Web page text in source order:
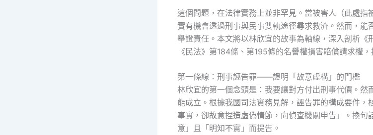
這個問題，在法律實務上並非罕見。當被害人（此處指
實有機會透過刑事與民事雙軌途徑尋求救濟。然而，能
舉證責任。本文將以林欣宜的故事為軸線，深入剖析《
《民法》第184條、第195條的名譽權損害賠償請求權
第一條線：刑事誣告罪——證明「故意虛構」的門檻
林欣宜的第一個念頭是：我要讓對方付出刑事代價。然
能成立。根據我國司法實務見解，誣告罪的構成要件，
事實，卻故意捏造虛偽情節，向偵查機關申告」。換句
意」且「明知不實」而提告。